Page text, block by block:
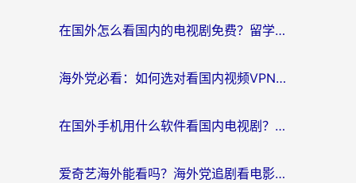
在国外怎么看国内的电视剧免费？留学生亲测有效的回国加速器选择指南
海外党必看：如何选对看国内视频VPN，轻松解决12123登录难题？
在国外手机用什么软件看国内电视剧？海外党亲测的实用指南
爱奇艺海外能看吗？海外党追剧看电影的终极回国加速器指南